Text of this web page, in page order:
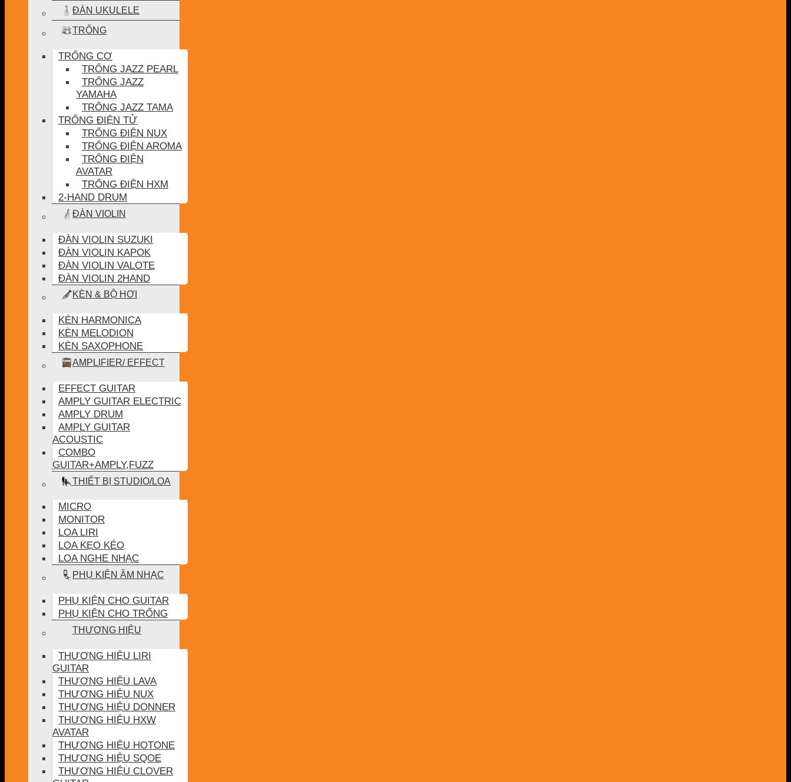
ĐÀN UKULELE
TRỐNG
TRỐNG CƠ
TRỐNG JAZZ PEARL
TRỐNG JAZZ
YAMAHA
TRỐNG JAZZ TAMA
TRỐNG ĐIỆN TỬ
TRỐNG ĐIỆN NUX
TRỐNG ĐIỆN AROMA
TRỐNG ĐIỆN
AVATAR
TRỐNG ĐIỆN HXM
2-HAND DRUM
ĐÀN VIOLIN
ĐÀN VIOLIN SUZUKI
ĐÀN VIOLIN KAPOK
ĐÀN VIOLIN VALOTE
ĐÀN VIOLIN 2HAND
KÈN & BỘ HƠI
KÈN HARMONICA
KÈN MELODION
KÈN SAXOPHONE
AMPLIFIER/ EFFECT
EFFECT GUITAR
AMPLY GUITAR ELECTRIC
AMPLY DRUM
AMPLY GUITAR
ACOUSTIC
COMBO
GUITAR+AMPLY,FUZZ
THIẾT BỊ STUDIO/LOA
MICRO
MONITOR
LOA LIRI
LOA KẸO KÉO
LOA NGHE NHẠC
PHỤ KIỆN ÂM NHẠC
PHỤ KIỆN CHO GUITAR
PHỤ KIỆN CHO TRỐNG
THƯƠNG HIỆU
THƯƠNG HIỆU LIRI
GUITAR
THƯƠNG HIỆU LAVA
THƯƠNG HIỆU NUX
THƯƠNG HIỆU DONNER
THƯƠNG HIỆU HXW
AVATAR
THƯƠNG HIỆU HOTONE
THƯƠNG HIỆU SQOE
THƯƠNG HIỆU CLOVER